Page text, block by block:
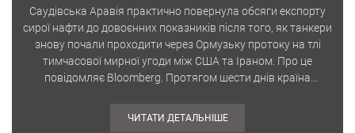
Саудівська Аравія практично повернула обсяги експорту
сирої нафти до довоєнних показників після того, як танкери
знову почали проходити через Ормузьку протоку на тлі
тимчасової мирної угоди між США та Іраном. Про це
повідомляє Bloomberg. Протягом шести днів країна
ЧИТАТИ ДЕТАЛЬНІШЕ